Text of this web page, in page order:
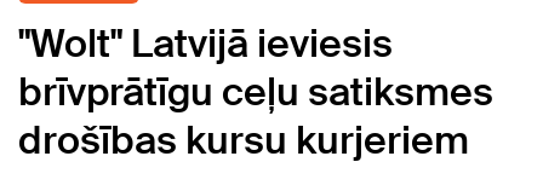
"Wolt" Latvijā ieviesis
brīvprātīgu ceļu satiksmes
drošības kursu kurjeriem